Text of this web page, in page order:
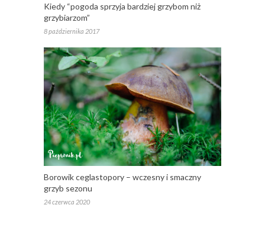
Kiedy “pogoda sprzyja bardziej grzybom niż
grzybiarzom”
8 października 2017
Borowik ceglastopory – wczesny i smaczny
grzyb sezonu
24 czerwca 2020